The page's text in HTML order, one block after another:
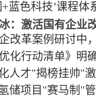
+蓝色科技’课程
：激活国有企业
改革案例研讨中
化行动清单》明确
人才"揭榜挂帅"
储项目"赛马制"